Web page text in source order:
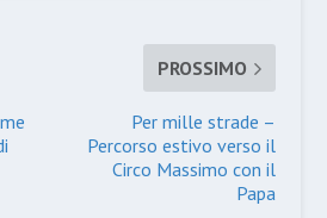
PROSSIMO
Per mille strade –
Percorso estivo verso il
Circo Massimo con il
Papa